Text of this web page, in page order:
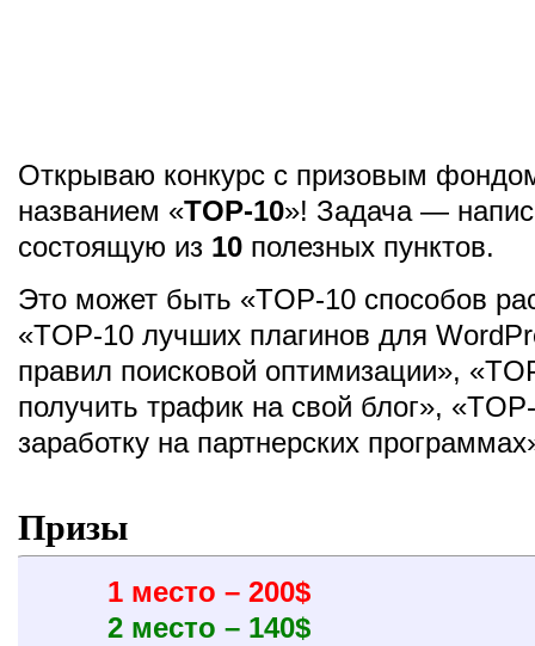
Открываю конкурс с призовым
названием «TOP-10»! Задача —
состоящую из 10 полезных пунктов.
Это может быть «TOP-10 способов
«TOP-10 лучших плагинов для
правил поисковой оптимизации»,
получить трафик на свой блог»,
заработку на партнерских
Призы
1 место – 200$
2 место – 140$